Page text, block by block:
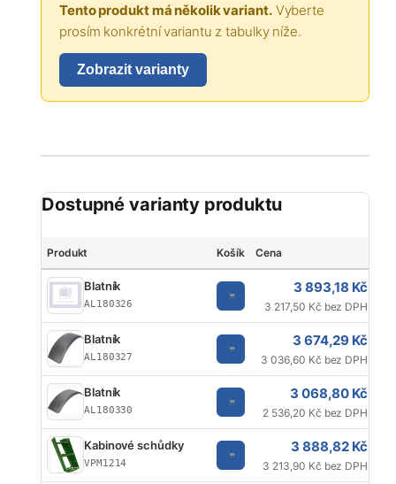
Tento produkt má několik variant.Vyberte
prosím konkrétní variantu z tabulky níže.
Zobrazit varianty
Dostupné varianty produktu
Produkt Košík Cena
Blatník
AL180326
3 893,18 Kč
3 217,50 Kč bez DPH
Blatník
AL180327
3 674,29 Kč
3 036,60 Kč bez DPH
Blatník
AL180330
3 068,80 Kč
2 536,20 Kč bez DPH
Kabinové schůdky
VPM1214
3 888,82 Kč
3 213,90 Kč bez DPH